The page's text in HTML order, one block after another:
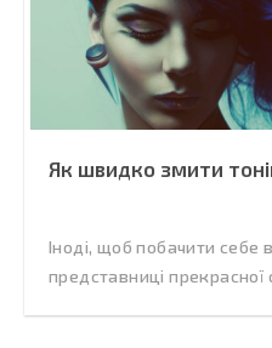
Як швидко змити
Іноді, щоб побачити себе
представниці прекрасної